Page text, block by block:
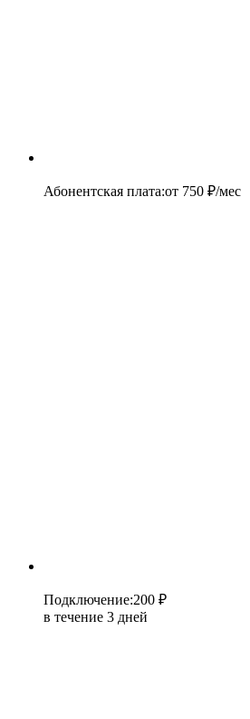
Абонентская плата:от 750 ₽/мес
Подключение:200 ₽
в течение 3 дней